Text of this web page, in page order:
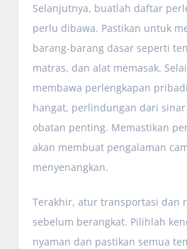
Selanjutnya, buatlah daftar
perlu dibawa. Pastikan untuk
barang-barang dasar seperti
matras, dan alat memasak.
membawa perlengkapan
hangat, perlindungan dari
obatan penting. Memastikan
akan membuat pengalaman
menyenangkan.
Terakhir, atur transportasi dan
sebelum berangkat. Pilihlah
nyaman dan pastikan semua